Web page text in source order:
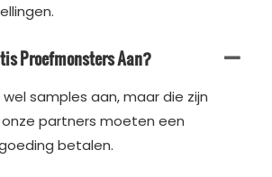
Proefmonsters Aan?
samples aan, maar die zijn
partners moeten een
betalen.